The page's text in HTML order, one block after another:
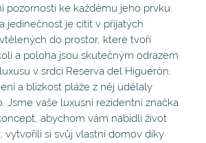
pozorností ke každému jeho prvku.
jedinečnost je cítit v přijatých
do prostor, které tvoří
a poloha jsou skutečným odrazem
v srdci Reserva del Higuerón.
a blízkost pláže z něj udělaly
Jsme vaše luxusní rezidentní značka
abychom vám nabídli život
vytvořili si svůj vlastní domov díky